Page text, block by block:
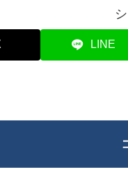
LINE